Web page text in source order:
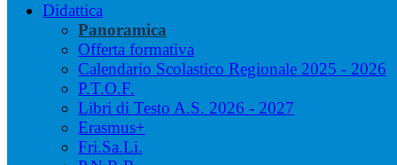
Didattica
Panoramica
Offerta formativa
Calendario Scolastico Regionale 2025 - 2026
P.T.O.F.
Libri di Testo A.S. 2026 - 2027
Erasmus+
Fri.Sa.Li.